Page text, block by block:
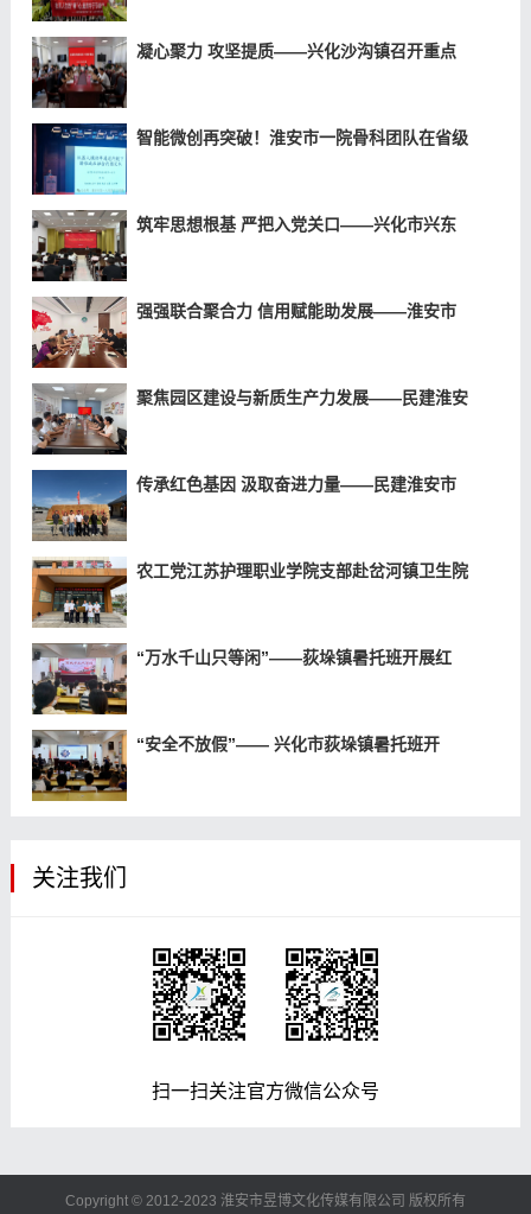
凝心聚力 攻坚提质——兴化沙沟镇召开重点
智能微创再突破！淮安市一院骨科团队在省级
筑牢思想根基 严把入党关口——兴化市兴东
强强联合聚合力 信用赋能助发展——淮安市
聚焦园区建设与新质生产力发展——民建淮安
传承红色基因 汲取奋进力量——民建淮安市
农工党江苏护理职业学院支部赴岔河镇卫生院
“万水千山只等闲”——荻垛镇暑托班开展红
“安全不放假”—— 兴化市荻垛镇暑托班开
关注我们
扫一扫关注官方微信公众号
Copyright © 2012-2023 淮安市昱博文化传媒有限公司 版权所有